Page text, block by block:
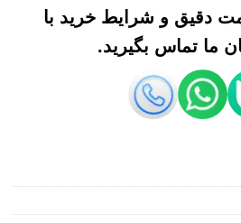
دقیق و شرایط خرید با
ما تماس بگیرید.